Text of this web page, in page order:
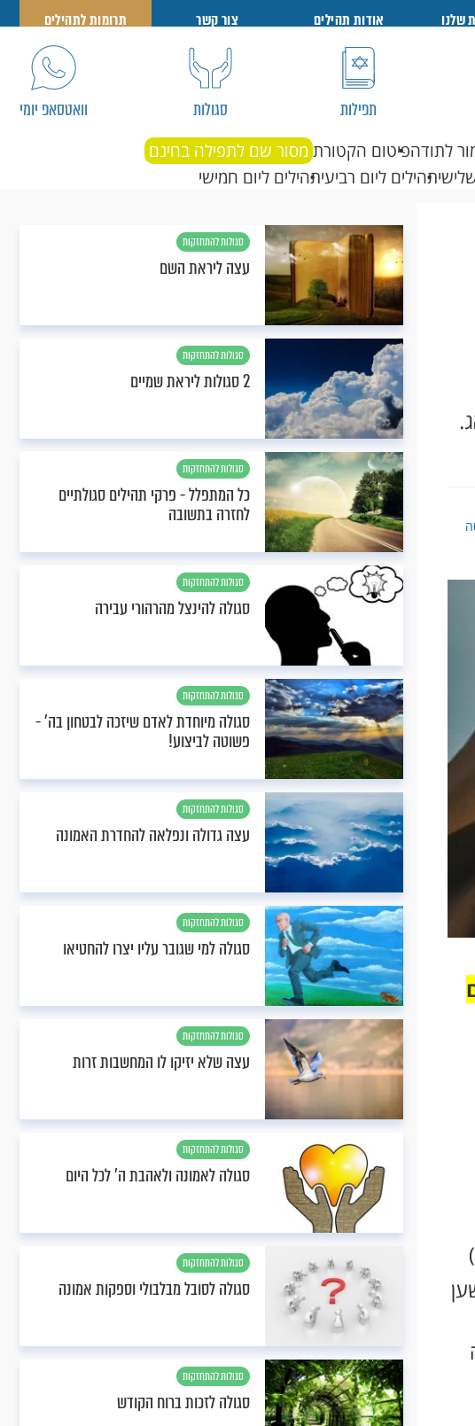
שלנו אודות תהילים צור קשר תרומות לתהילים
תפילות סגולות וואטסאפ יומי
לתודהפיטום הקטורת מסור שם לתפילה בחינם
תהילים ליום רביעיתהילים ליום חמישי
סגולות להתחזקות
עצה ליראת השם
סגולות להתחזקות
2 סגולות ליראת שמיים
סגולות להתחזקות
כל המתפלל - פרקי תהילים סגולתיים
לחזרה בתשובה
סגולות להתחזקות
סגולה להינצל מהרהורי עבירה
סגולות להתחזקות
סגולה מיוחדת לאדם שיזכה לבטחון בה’ -
פשוטה לביצוע!
סגולות להתחזקות
עצה גדולה ונפלאה להחדרת האמונה
סגולות להתחזקות
סגולה למי שגובר עליו יצרו להחטיאו
סגולות להתחזקות
עצה שלא יזיקו לו המחשבות זרות
סגולות להתחזקות
סגולה לאמונה ולאהבת ה’ לכל היום
סגולות להתחזקות
סגולה לסובל מבלבולי וספקות אמונה
סגולות להתחזקות
סגולה לזכות ברוח הקודש